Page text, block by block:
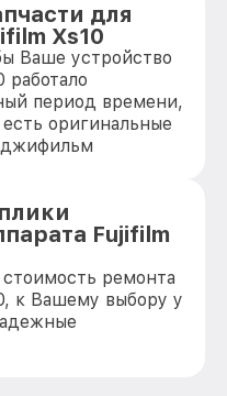
для
Xs10
Ваше устройство
работало
период времени,
оригинальные
Fujifilm
ремонта
к Вашему выбору у